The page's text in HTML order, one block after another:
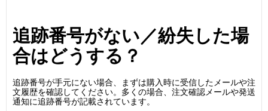
追跡番号がない／紛失した場
合はどうする？
追跡番号が手元にない場合、まずは購入時に受信したメールや注
文履歴を確認してください。多くの場合、注文確認メールや発送
通知に追跡番号が記載されています。